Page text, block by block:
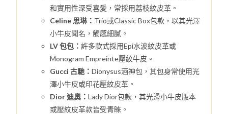
和實用性深受喜愛，常採用荔枝紋皮革。
Celine 思琳： Trio或Classic Box包款，以其光澤
小牛皮聞名，觸感細膩。
LV 包包：許多款式採用Epi水波紋皮革或
Monogram Empreinte壓紋牛皮。
Gucci 古馳：Dionysus酒神包，其包身常使用光
澤小牛皮或印花壓紋皮革。
Dior 迪奧：Lady Dior包款，其光滑小牛皮版本
或壓紋皮革款皆受青睞。